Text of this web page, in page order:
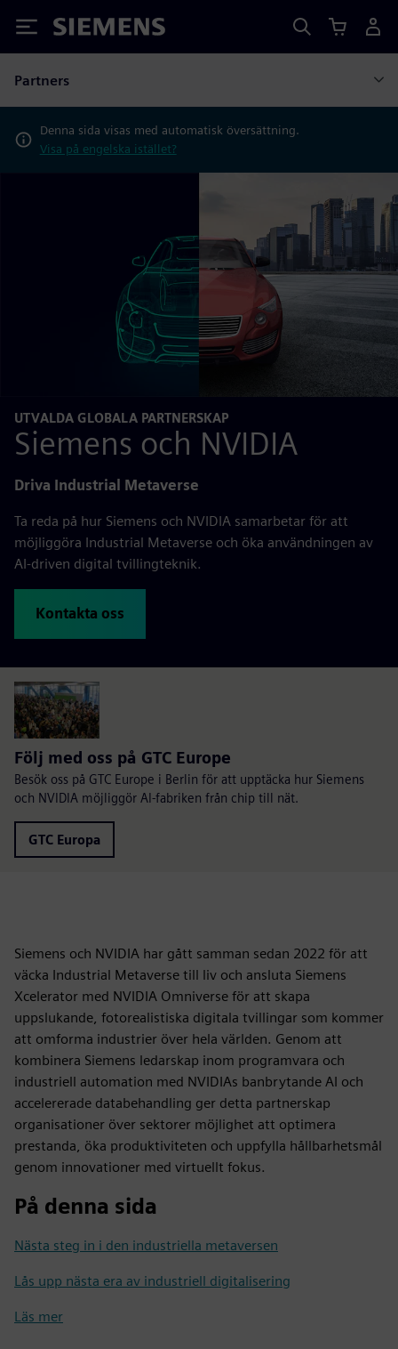
Siemens
Partners
Denna sida visas med automatisk översättning.
Visa på engelska istället?
UTVALDA GLOBALA PARTNERSKAP
Siemens och NVIDIA
Driva Industrial Metaverse
Ta reda på hur Siemens och NVIDIA samarbetar för att
möjliggöra Industrial Metaverse och öka användningen av
AI-driven digital tvillingteknik.
Kontakta oss
Följ med oss på GTC Europe
Besök oss på GTC Europe i Berlin för att upptäcka hur Siemens
och NVIDIA möjliggör AI-fabriken från chip till nät.
GTC Europa
Siemens och NVIDIA har gått samman sedan 2022 för att
väcka Industrial Metaverse till liv och ansluta Siemens
Xcelerator med NVIDIA Omniverse för att skapa
uppslukande, fotorealistiska digitala tvillingar som kommer
att omforma industrier över hela världen. Genom att
kombinera Siemens ledarskap inom programvara och
industriell automation med NVIDIAs banbrytande AI och
accelererade databehandling ger detta partnerskap
organisationer över sektorer möjlighet att optimera
prestanda, öka produktiviteten och uppfylla hållbarhetsmål
genom innovationer med virtuellt fokus.
På denna sida
Nästa steg in i den industriella metaversen
Lås upp nästa era av industriell digitalisering
Läs mer